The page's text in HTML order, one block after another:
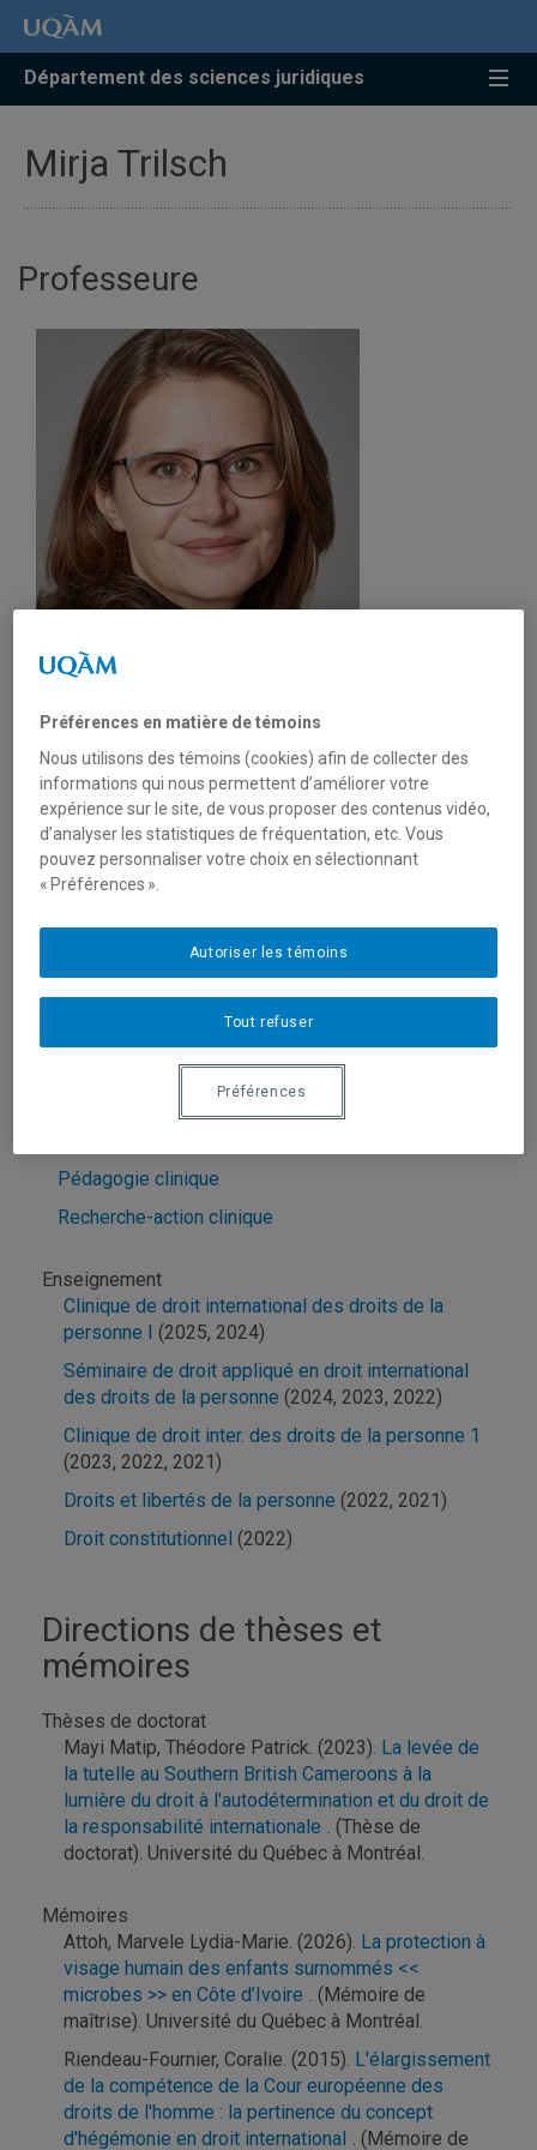
Accéder
recherche
Accéder
menu
pricipal
Accéder
zone
Département des sciences juridiques
Mirja Trilsch
Professeure
Unité:Département des sciences juridiques
Courriel
trilsch.mirja@uqam.ca
Téléphone: (514) 987-3000 poste 2439
Langues: Français, Anglais, Allemand
Domaines d'expertise
Droit constitutionnel comparé
Droit international public
Pédagogie clinique
Recherche-action clinique
Enseignement
Clinique de droit international des droits de la
personne I (2025, 2024)
Séminaire de droit appliqué en droit international
des droits de la personne (2024, 2023, 2022)
Clinique de droit inter. des droits de la personne 1
(2023, 2022, 2021)
Droits et libertés de la personne (2022, 2021)
Droit constitutionnel (2022)
Directions de thèses et
mémoires
Thèses de doctorat
Mayi Matip, Théodore Patrick. (2023). La levée de
la tutelle au Southern British Cameroons à la
lumière du droit à l'autodétermination et du droit de
la responsabilité internationale . (Thèse de
doctorat). Université du Québec à Montréal.
Mémoires
Attoh, Marvele Lydia-Marie. (2026). La protection à
visage humain des enfants surnommés <<
microbes >> en Côte d’Ivoire . (Mémoire de
maîtrise). Université du Québec à Montréal.
Riendeau-Fournier, Coralie. (2015). L'élargissement
de la compétence de la Cour européenne des
droits de l'homme : la pertinence du concept
d'hégémonie en droit international . (Mémoire de
Préférences en matière de témoins
Nous utilisons des témoins (cookies) afin de collecter des
informations qui nous permettent d’améliorer votre
expérience sur le site, de vous proposer des contenus vidéo,
d’analyser les statistiques de fréquentation, etc. Vous
pouvez personnaliser votre choix en sélectionnant
« Préférences ».
Tout refuser
Autoriser les témoins
Préférences